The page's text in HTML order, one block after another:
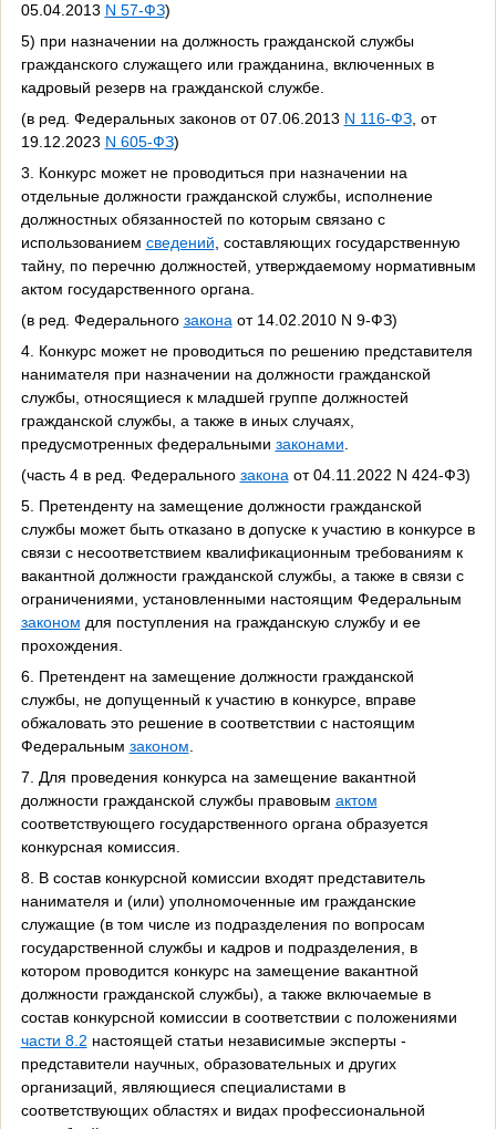
05.04.2013 N 57-ФЗ)
5) при назначении на должность гражданской службы
гражданского служащего или гражданина, включенных в
кадровый резерв на гражданской службе.
(в ред. Федеральных законов от 07.06.2013 N 116-ФЗ, от
19.12.2023 N 605-ФЗ)
3. Конкурс может не проводиться при назначении на
отдельные должности гражданской службы, исполнение
должностных обязанностей по которым связано с
использованием сведений, составляющих государственную
тайну, по перечню должностей, утверждаемому нормативным
актом государственного органа.
(в ред. Федерального законаот 14.02.2010 N 9-ФЗ)
4. Конкурс может не проводиться по решению представителя
нанимателя при назначении на должности гражданской
службы, относящиеся к младшей группе должностей
гражданской службы, а также в иных случаях,
предусмотренных федеральными законами.
(часть 4 в ред. Федерального законаот 04.11.2022 N 424-ФЗ)
5. Претенденту на замещение должности гражданской
службы может быть отказано в допуске к участию в конкурсе в
связи с несоответствием квалификационным требованиям к
вакантной должности гражданской службы, а также в связи с
ограничениями, установленными настоящим Федеральным
законом для поступления на гражданскую службу и ее
прохождения.
6. Претендент на замещение должности гражданской
службы, не допущенный к участию в конкурсе, вправе
обжаловать это решение в соответствии с настоящим
Федеральным законом.
7. Для проведения конкурса на замещение вакантной
должности гражданской службы правовым актом
соответствующего государственного органа образуется
конкурсная комиссия.
8. В состав конкурсной комиссии входят представитель
нанимателя и (или) уполномоченные им гражданские
служащие (в том числе из подразделения по вопросам
государственной службы и кадров и подразделения, в
котором проводится конкурс на замещение вакантной
должности гражданской службы), а также включаемые в
состав конкурсной комиссии в соответствии с положениями
части 8.2 настоящей статьи независимые эксперты -
представители научных, образовательных и других
организаций, являющиеся специалистами в
соответствующих областях и видах профессиональной